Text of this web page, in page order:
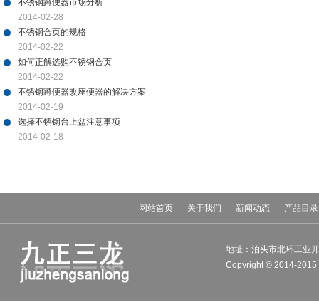
不锈钢蹲便器市场分析
2014-02-28
不锈钢合页的规格
2014-02-22
如何正解选购不锈钢合页
2014-02-22
不锈钢蹲便器改座便器的解决方案
2014-02-19
选择不锈钢台上盆注意事项
2014-02-18
网站首页 关于我们 新闻动态 产品目录
地址：泊头市北环工业
Copyright © 2014-2015